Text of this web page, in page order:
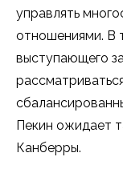
управлять
отношениями. В
выступающего
Пекин ожидает
Канберры.